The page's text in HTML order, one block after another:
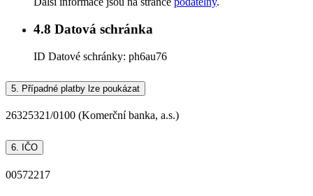
4.8 Datová schránka
ID Datové schránky: ph6au76
5. Případné platby lze poukázat
26325321/0100 (Komerční banka, a.s.)
6. IČO
00572217